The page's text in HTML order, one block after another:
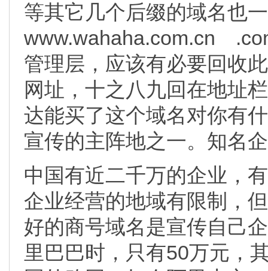
等其它几个后缀的域名也
www.wahaha.com.cn
管理层，应该有必要回收
网址，十之八九回在地址
达能买了这个域名对你有
宣传的主阵地之一。知名
中国有近二千万的企业，
企业经营的地域有限制，
好的商号域名是宣传自己
里巴巴时，只有50万元，